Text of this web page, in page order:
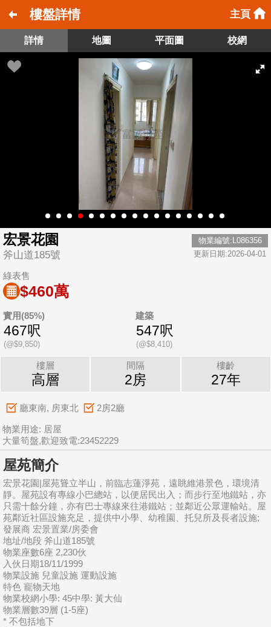
樓盤詳情 主頁
詳情 地圖 平面圖 校網
宏景花園
斧山道185號
物業編號:L086356
更新日期:2026-04-01
綠表售
$460萬
實用(85%)
467呎
(@$9,850)
建築
547呎
(@$8,410)
樓層
高層
間隔
2房
樓齡
27年
廳東南, 房東北 2房2廳
物業用途: 居屋
大量筍盤,歡迎致電:23452229
屋苑簡介
宏景花園|屋苑聳立半山，前臨志蓮淨苑，遠眺維港景色，環境清
靜。屋苑設有專線小巴總站，以便居民出入；而步行至地鐵站，亦
只需十餘分鐘，亦有巴士專線來往港鐵站；並鄰近公眾運輸站。屋
苑鄰近社區設施充足，提供中小學、幼稚園、托兒所及長者設施;
發展商 宏景置業/房委會
地址/地段 斧山道185號
物業座數6座 2,230伙
入伙日期18/11/1999
物業設施 兒童設施 運動設施
特色 寵物天地
物業校網小學: 45中學: 黃大仙
物業層數39層 (1-5座)
* 不包括地下